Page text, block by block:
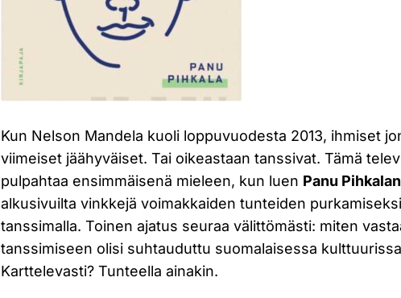
Kun Nelson Mandela kuoli loppuvuodesta 2013, ihmiset
viimeiset jäähyväiset. Tai oikeastaan tanssivat. Tämä
pulpahtaa ensimmäisenä mieleen, kun luen Panu Pihkalan
alkusivuilta vinkkejä voimakkaiden tunteiden
tanssimalla. Toinen ajatus seuraa välittömästi: miten
tanssimiseen olisi suhtauduttu suomalaisessa
Karttelevasti? Tunteella ainakin.